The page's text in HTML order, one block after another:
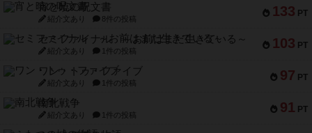
133 PT
宵と暁の呪文書
紹介文あり 8件の投稿
103 PT
セミファイナル ～お前はまだ生きている～
紹介文あり 1件の投稿
97 PT
ワン・トゥ・ファイブ
紹介文あり 1件の投稿
91 PT
南北戦争
紹介文あり 1件の投稿